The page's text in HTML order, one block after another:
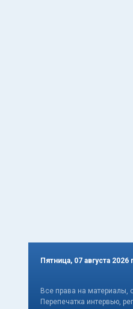
Пятница, 07 августа 2026
Все права на материалы,
Перепечатка интервью,